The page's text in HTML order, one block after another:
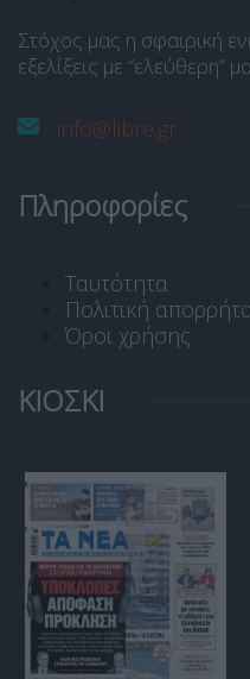
Στόχος μας η σφαιρική
εξελίξεις με “ελεύθερη”
info@libre.gr
Πληροφορίες
Ταυτότητα
Πολιτική
Όροι χρήσης
ΚΙΟΣΚΙ